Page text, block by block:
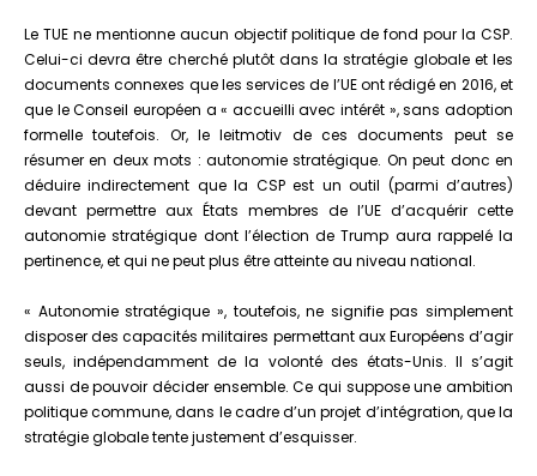
Le TUE ne mentionne aucun objectif politique de fond pour la CSP.
Celui-ci devra être cherché plutôt dans la stratégie globale et les
documents connexes que les services de l’UE ont rédigé en 2016, et
que le Conseil européen a « accueilli avec intérêt », sans adoption
formelle toutefois. Or, le leitmotiv de ces documents peut se
résumer en deux mots : autonomie stratégique. On peut donc en
déduire indirectement que la CSP est un outil (parmi d’autres)
devant permettre aux États membres de l’UE d’acquérir cette
autonomie stratégique dont l’élection de Trump aura rappelé la
pertinence, et qui ne peut plus être atteinte au niveau national.
« Autonomie stratégique », toutefois, ne signifie pas simplement
disposer des capacités militaires permettant aux Européens d’agir
seuls, indépendamment de la volonté des états-Unis. Il s’agit
aussi de pouvoir décider ensemble. Ce qui suppose une ambition
politique commune, dans le cadre d’un projet d’intégration, que la
stratégie globale tente justement d’esquisser.